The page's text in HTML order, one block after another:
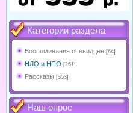
Категории раздела
Воспоминания очевидцев [64]
НЛО и НПО [261]
Рассказы [353]
Наш опрос